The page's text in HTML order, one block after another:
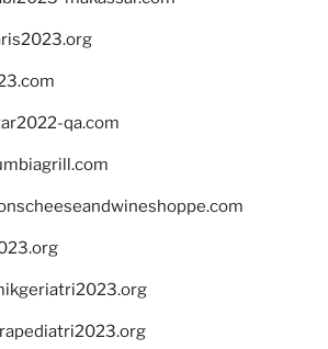
qa.com